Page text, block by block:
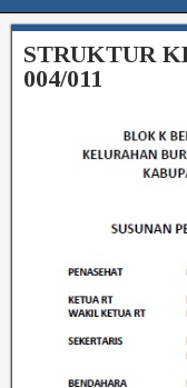
STRUKTUR
004/011